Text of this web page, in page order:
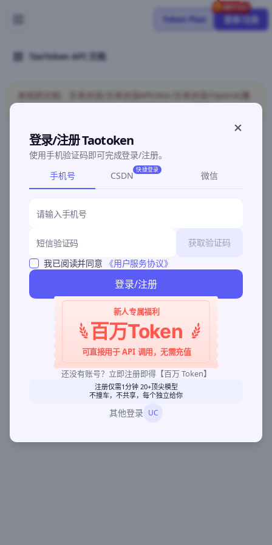
Token Plan 登录/注册
TaoToken API 文档
未找到文档：文本对话/文本对话API/doc/文本对话/OpenAI兼
©2026 深圳灵明智码科技有限公司粤ICP备2026096960号-3
登录/注册 Taotoken
使用手机验证码即可完成登录/注册。
手机号
CSDN
快捷登录
微信
获取验证码
我已阅读并同意
《用户服务协议》
登录/注册
新人专属福利
百万Token
可直接用于 API 调用，无需充值
还没有账号？立即注册即得【百万 Token】
注册仅需1分钟 20+顶尖模型
不撞车，不共享，每个独立给你
其他登录 UC